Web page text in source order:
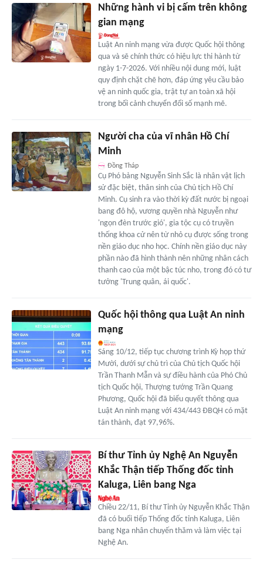
Những hành vi bị cấm trên không
gian mạng
Luật An ninh mạng vừa được Quốc hội thông
qua và sẽ chính thức có hiệu lực thi hành từ
ngày 1-7-2026. Với nhiều nội dung mới, luật
quy định chặt chẽ hơn, đáp ứng yêu cầu bảo
vệ an ninh quốc gia, trật tự an toàn xã hội
trong bối cảnh chuyển đổi số mạnh mẽ.
Người cha của vĩ nhân Hồ Chí
Minh
Đồng Tháp
Cụ Phó bảng Nguyễn Sinh Sắc là nhân vật lịch
sử đặc biệt, thân sinh của Chủ tịch Hồ Chí
Minh. Cụ sinh ra vào thời kỳ đất nước bị ngoại
bang đô hộ, vương quyền nhà Nguyễn như
'ngọn đèn trước gió', gia tộc cụ có truyền
thống khoa cử nên từ nhỏ cụ được sống trong
nền giáo dục nho học. Chính nền giáo dục này
phần nào đã hình thành nên những nhân cách
thanh cao của một bậc túc nho, trong đó có tư
tưởng 'Trung quân, ái quốc'.
Quốc hội thông qua Luật An ninh
mạng
Sáng 10/12, tiếp tục chương trình Kỳ họp thứ
Mười, dưới sự chủ trì của Chủ tịch Quốc hội
Trần Thanh Mẫn và sự điều hành của Phó Chủ
tịch Quốc hội, Thượng tướng Trần Quang
Phương, Quốc hội đã biểu quyết thông qua
Luật An ninh mạng với 434/443 ĐBQH có mặt
tán thành, đạt 97,96%.
Bí thư Tỉnh ủy Nghệ An Nguyễn
Khắc Thận tiếp Thống đốc tỉnh
Kaluga, Liên bang Nga
Chiều 22/11, Bí thư Tỉnh ủy Nguyễn Khắc Thận
đã có buổi tiếp Thống đốc tỉnh Kaluga, Liên
bang Nga nhân chuyến thăm và làm việc tại
Nghệ An.